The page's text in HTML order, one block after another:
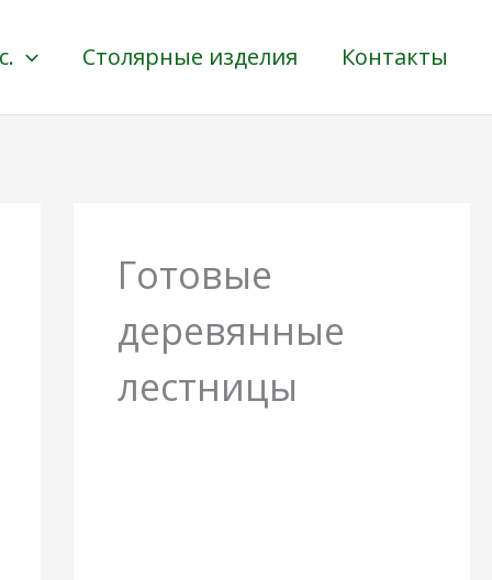
Столярные изделия Контакты
Готовые
деревянные
лестницы